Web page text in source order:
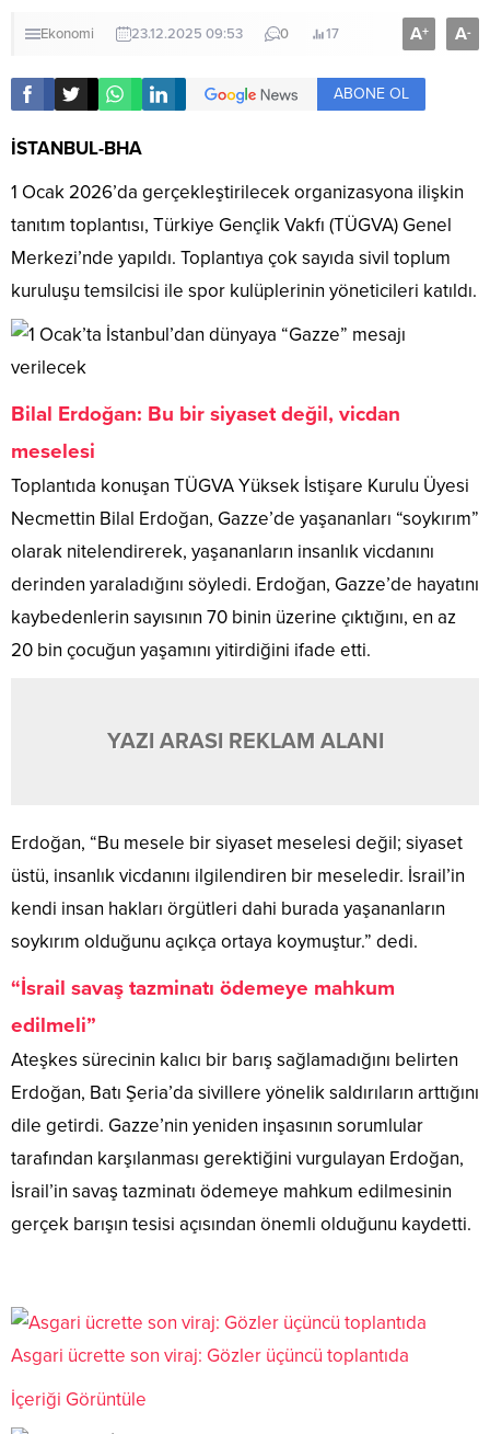
Ekonomi 23.12.2025 09:53 0 17 A+ A-
ABONE OL
İSTANBUL-BHA
1 Ocak 2026’da gerçekleştirilecek organizasyona ilişkin
tanıtım toplantısı, Türkiye Gençlik Vakfı (TÜGVA) Genel
Merkezi’nde yapıldı. Toplantıya çok sayıda sivil toplum
kuruluşu temsilcisi ile spor kulüplerinin yöneticileri katıldı.
Bilal Erdoğan: Bu bir siyaset değil, vicdan
meselesi
Toplantıda konuşan TÜGVA Yüksek İstişare Kurulu Üyesi
Necmettin Bilal Erdoğan, Gazze’de yaşananları “soykırım”
olarak nitelendirerek, yaşananların insanlık vicdanını
derinden yaraladığını söyledi. Erdoğan, Gazze’de hayatını
kaybedenlerin sayısının 70 binin üzerine çıktığını, en az
20 bin çocuğun yaşamını yitirdiğini ifade etti.
YAZI ARASI REKLAM ALANI
Erdoğan, “Bu mesele bir siyaset meselesi değil; siyaset
üstü, insanlık vicdanını ilgilendiren bir meseledir. İsrail’in
kendi insan hakları örgütleri dahi burada yaşananların
soykırım olduğunu açıkça ortaya koymuştur.” dedi.
“İsrail savaş tazminatı ödemeye mahkum
edilmeli”
Ateşkes sürecinin kalıcı bir barış sağlamadığını belirten
Erdoğan, Batı Şeria’da sivillere yönelik saldırıların arttığını
dile getirdi. Gazze’nin yeniden inşasının sorumlular
tarafından karşılanması gerektiğini vurgulayan Erdoğan,
İsrail’in savaş tazminatı ödemeye mahkum edilmesinin
gerçek barışın tesisi açısından önemli olduğunu kaydetti.
Asgari ücrette son viraj: Gözler üçüncü toplantıda
İçeriği Görüntüle